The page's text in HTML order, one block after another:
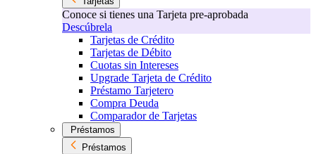
Conoce si tienes una Tarjeta pre-aprobada
Descúbrela
Tarjetas de Crédito
Tarjetas de Débito
Cuotas sin Intereses
Upgrade Tarjeta de Crédito
Préstamo Tarjetero
Compra Deuda
Comparador de Tarjetas
Préstamos
Préstamos